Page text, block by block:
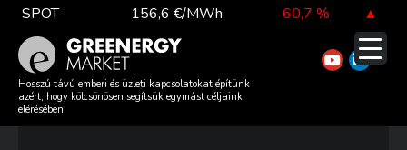
Skip
content
SPOT 156,6 €/MWh 60,7 % ▲
TTF DA 55,3 €/MWh % ▲
Hosszú távú emberi és üzleti kapcsolatokat építünk
azért, hogy kölcsönösen segítsük egymást céljaink
elérésében
GREENERGY MARKET REVIEW
– 2026 W27